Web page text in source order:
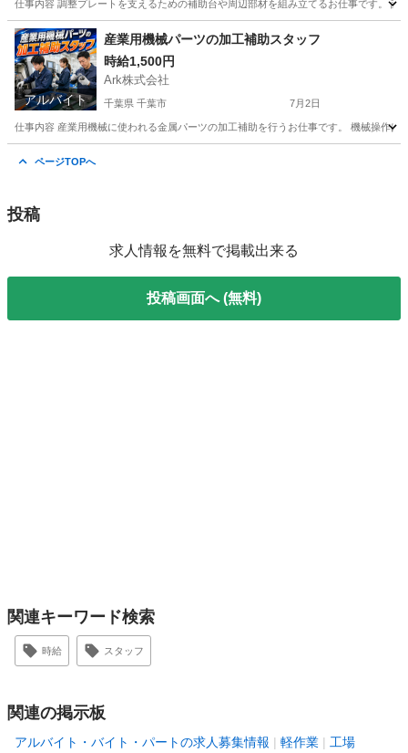
仕事内容 調整プレートを支えるための補助台や周辺部材を組み立てるお仕事です。
香川 観音寺市 工場 社会保険
アルバイト
産業用機械パーツの加工補助スタッフ
時給1,500円
Ark株式会社
千葉県 千葉市 7月2日
仕事内容 産業用機械に使われる金属パーツの加工補助を行うお仕事です。 機械操作
ページTOPへ
投稿
求人情報を無料で掲載出来る
投稿画面へ (無料)
関連キーワード検索
時給 スタッフ
関連の掲示板
アルバイト・バイト・パートの求人募集情報 軽作業 工場